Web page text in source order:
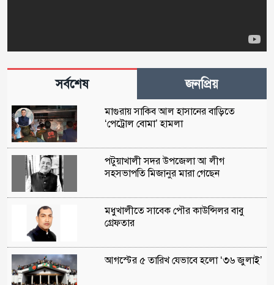
সর্বশেষ জনপ্রিয়
মাগুরায় সাকিব আল হাসানের বাড়িতে
‘পেট্রোল বোমা’ হামলা
পটুয়াখালী সদর উপজেলা আ লীগ
সহসভাপতি মিজানুর মারা গেছেন
মধুখালীতে সাবেক পৌর কাউন্সিলর বাবু
গ্রেফতার
আগস্টের ৫ তারিখ যেভাবে হলো ‘৩৬ জুলাই’